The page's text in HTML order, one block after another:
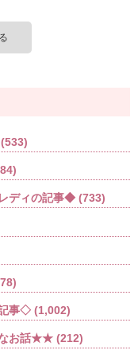
(533)
ディの記事◆ (733)
事◇ (1,002)
なお話★★ (212)